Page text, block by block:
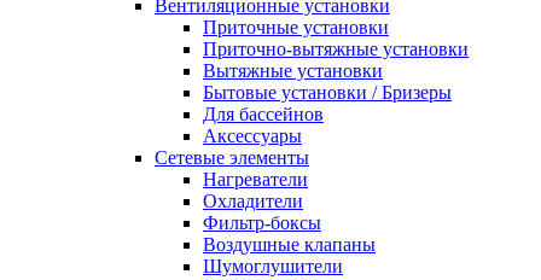
Вентиляционные установки
Приточные установки
Приточно-вытяжные установки
Вытяжные установки
Бытовые установки / Бризеры
Для бассейнов
Аксессуары
Сетевые элементы
Нагреватели
Охладители
Фильтр-боксы
Воздушные клапаны
Шумоглушители